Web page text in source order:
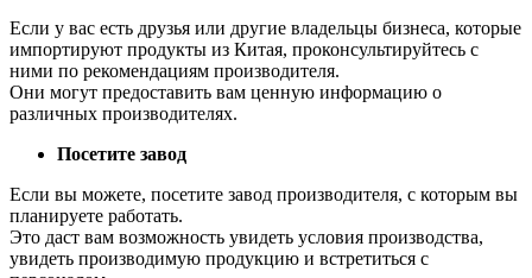
Если у вас есть друзья или другие владельцы бизнеса, которые
импортируют продукты из Китая, проконсультируйтесь с
ними по рекомендациям производителя.
Они могут предоставить вам ценную информацию о
различных производителях.
Посетите завод
Если вы можете, посетите завод производителя, с которым вы
планируете работать.
Это даст вам возможность увидеть условия производства,
увидеть производимую продукцию и встретиться с